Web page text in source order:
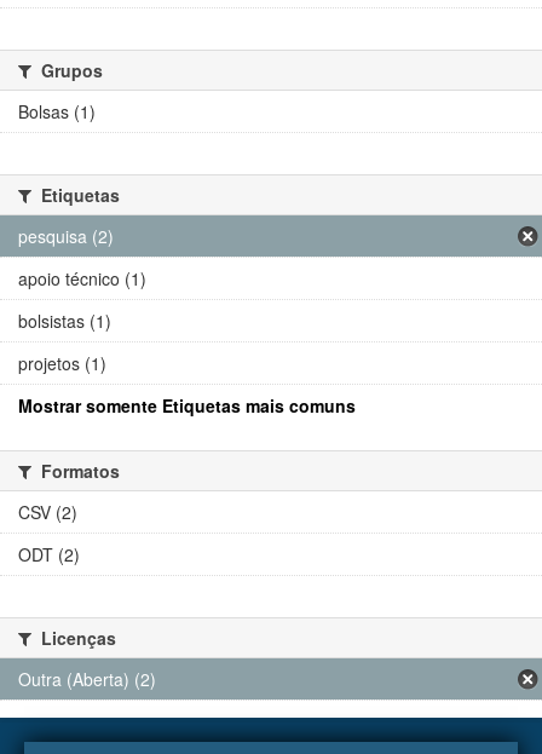
Grupos
Bolsas (1)
Etiquetas
pesquisa (2)
apoio técnico (1)
bolsistas (1)
projetos (1)
Mostrar somente Etiquetas mais comuns
Formatos
CSV (2)
ODT (2)
Licenças
Outra (Aberta) (2)